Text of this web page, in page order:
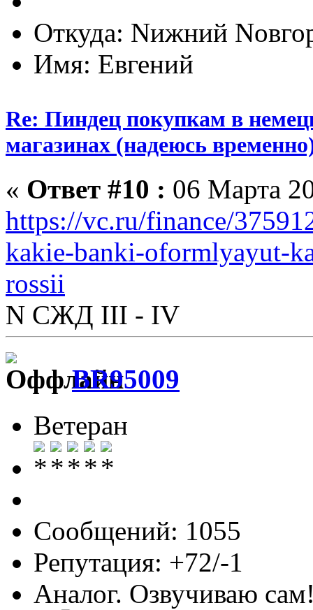
Откуда: Nижний
Имя: Евгений
Re: Пиндец покупкам в
магазинах (надеюсь
« Ответ #10 : 06 Марта
https://vc.ru/finance/
kakie-banki-oformlyayut-
rossii
N СЖД III - IV
BR95009
Ветеран
Сообщений: 1055
Репутация: +72/-1
Аналог. Озвучиваю